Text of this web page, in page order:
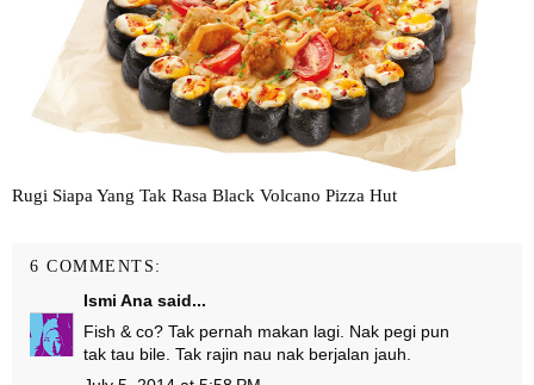
Rugi Siapa Yang Tak Rasa Black Volcano Pizza Hut
6 COMMENTS:
Ismi Ana said...
Fish & co? Tak pernah makan lagi. Nak pegi pun
tak tau bile. Tak rajin nau nak berjalan jauh.